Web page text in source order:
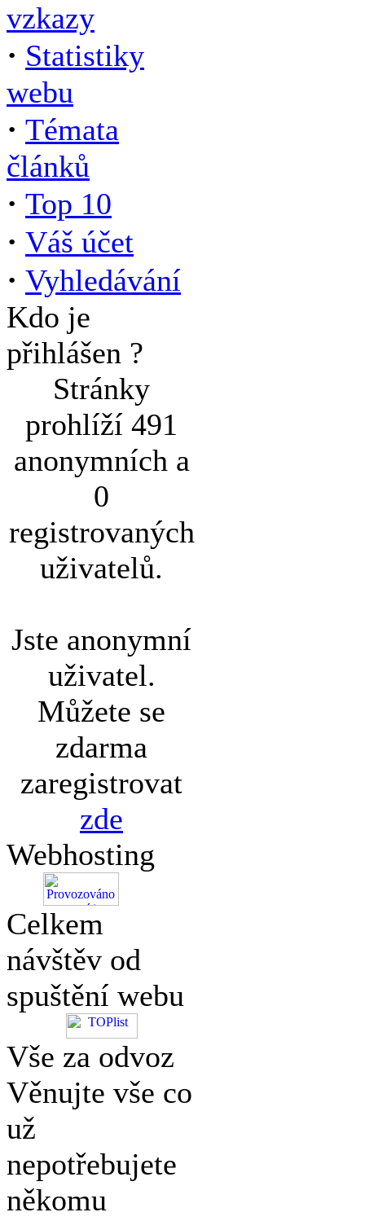
vzkazy
· Statistiky
webu
· Témata
článků
· Top 10
· Váš účet
· Vyhledávání
Kdo je
přihlášen ?
Stránky
prohlíží 491
anonymních a
0
registrovaných
uživatelů.
Jste anonymní
uživatel.
Můžete se
zdarma
zaregistrovat
zde
Webhosting
Celkem
návštěv od
spuštění webu
Vše za odvoz
Věnujte vše co
už
nepotřebujete
někomu